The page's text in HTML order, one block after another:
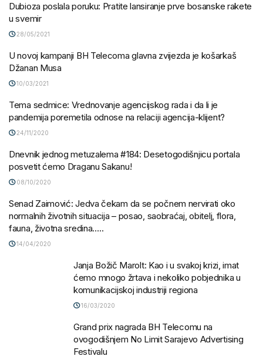
Dubioza poslala poruku: Pratite lansiranje prve bosanske rakete
u svemir
28/05/2021
U novoj kampanji BH Telecoma glavna zvijezda je košarkaš
Džanan Musa
10/03/2021
Tema sedmice: Vrednovanje agencijskog rada i da li je
pandemija poremetila odnose na relaciji agencija-klijent?
24/11/2020
Dnevnik jednog metuzalema #184: Desetogodišnjicu portala
posvetit ćemo Draganu Sakanu!
08/10/2020
Senad Zaimović: Jedva čekam da se počnem nervirati oko
normalnih životnih situacija – posao, saobraćaj, obitelj, flora,
fauna, životna sredina…..
14/04/2020
Janja Božič Marolt: Kao i u svakoj krizi, imat
ćemo mnogo žrtava i nekoliko pobjednika u
komunikacijskoj industriji regiona
16/03/2020
Grand prix nagrada BH Telecomu na
ovogodišnjem No Limit Sarajevo Advertising
Festivalu